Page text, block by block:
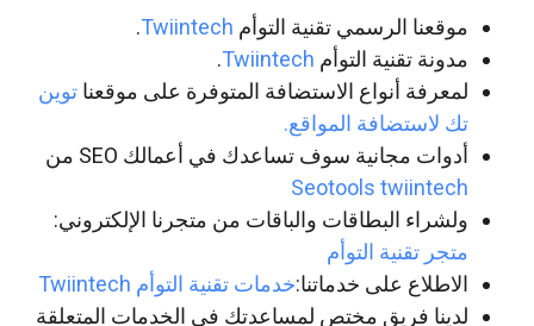
موقعنا الرسمي تقنية التوأم Twiintech
.
مدونة تقنية التوأم Twiintech
.
لمعرفة أنواع الاستضافة المتوفرة على موقعنا توين
تك لاستضافة المواقع.
أدوات مجانية سوف تساعدك في أعمالك SEO من
Seotools twiintech
ولشراء البطاقات والباقات من متجرنا الإلكتروني:
متجر تقنية التوأم
الاطلاع على خدماتنا:خدمات تقنية التوأم Twiintech
لدينا فريق مختص لمساعدتك في الخدمات المتعلقة